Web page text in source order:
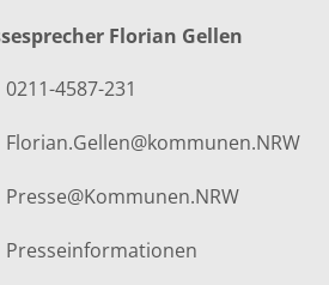
Florian Gellen
0211-4587-231
Florian.Gellen@kommunen.NRW
Presse@Kommunen.NRW
Presseinformationen